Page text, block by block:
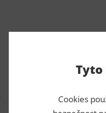
Cookies